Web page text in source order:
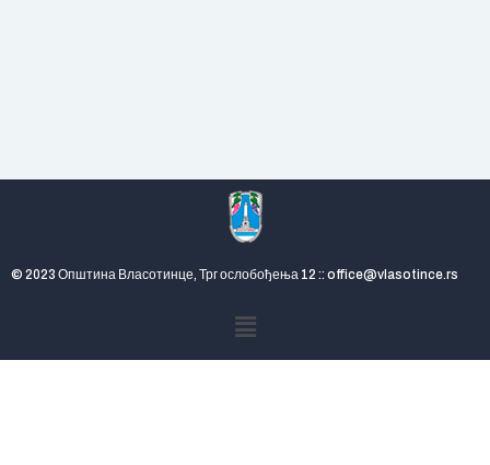
© 2023 Општина Власотинце, Трг ослобођења 12 :: office@vlasotince.rs